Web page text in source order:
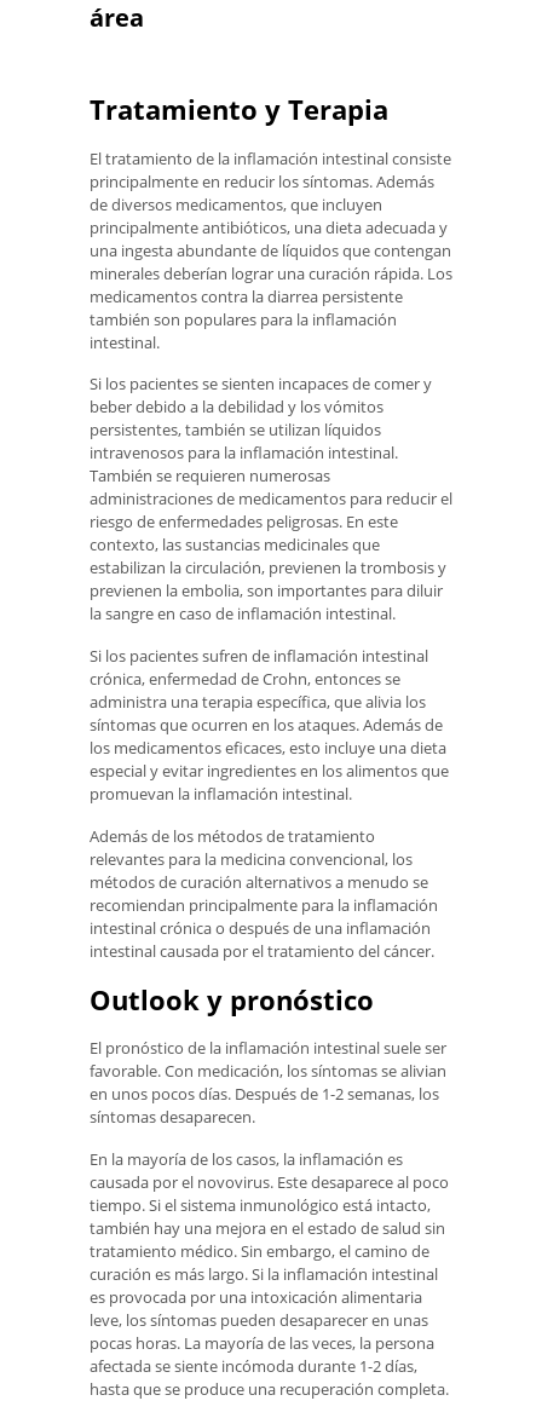
área
Tratamiento y Terapia
El tratamiento de la inflamación intestinal consiste
principalmente en reducir los síntomas. Además
de diversos medicamentos, que incluyen
principalmente antibióticos, una dieta adecuada y
una ingesta abundante de líquidos que contengan
minerales deberían lograr una curación rápida. Los
medicamentos contra la diarrea persistente
también son populares para la inflamación
intestinal.
Si los pacientes se sienten incapaces de comer y
beber debido a la debilidad y los vómitos
persistentes, también se utilizan líquidos
intravenosos para la inflamación intestinal.
También se requieren numerosas
administraciones de medicamentos para reducir el
riesgo de enfermedades peligrosas. En este
contexto, las sustancias medicinales que
estabilizan la circulación, previenen la trombosis y
previenen la embolia, son importantes para diluir
la sangre en caso de inflamación intestinal.
Si los pacientes sufren de inflamación intestinal
crónica, enfermedad de Crohn, entonces se
administra una terapia específica, que alivia los
síntomas que ocurren en los ataques. Además de
los medicamentos eficaces, esto incluye una dieta
especial y evitar ingredientes en los alimentos que
promuevan la inflamación intestinal.
Además de los métodos de tratamiento
relevantes para la medicina convencional, los
métodos de curación alternativos a menudo se
recomiendan principalmente para la inflamación
intestinal crónica o después de una inflamación
intestinal causada por el tratamiento del cáncer.
Outlook y pronóstico
El pronóstico de la inflamación intestinal suele ser
favorable. Con medicación, los síntomas se alivian
en unos pocos días. Después de 1-2 semanas, los
síntomas desaparecen.
En la mayoría de los casos, la inflamación es
causada por el novovirus. Este desaparece al poco
tiempo. Si el sistema inmunológico está intacto,
también hay una mejora en el estado de salud sin
tratamiento médico. Sin embargo, el camino de
curación es más largo. Si la inflamación intestinal
es provocada por una intoxicación alimentaria
leve, los síntomas pueden desaparecer en unas
pocas horas. La mayoría de las veces, la persona
afectada se siente incómoda durante 1-2 días,
hasta que se produce una recuperación completa.